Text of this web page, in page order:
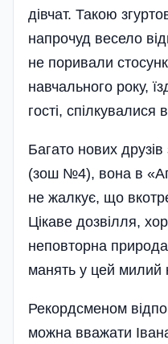
дівчат. Такою
напрочуд весело
не поривали
навчального року,
гості,
Багато нових
(зош №4), вона в
не жалкує, що
Цікаве дозвілля,
неповторна
манять у цей милий
Рекордсменом
можна вважати